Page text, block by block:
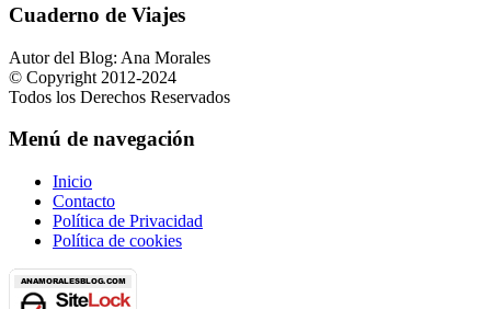
Cuaderno de Viajes
Autor del Blog: Ana Morales
© Copyright 2012-2024
Todos los Derechos Reservados
Menú de navegación
Inicio
Contacto
Política de Privacidad
Política de cookies